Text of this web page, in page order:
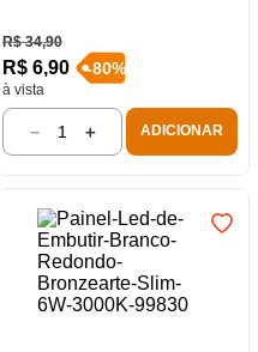
R$ 34,90
R$ 6,90
à vista
-80%
＋
－ ADICIONAR